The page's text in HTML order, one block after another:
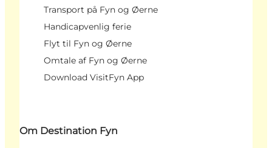
Transport på Fyn og Øerne
Handicapvenlig ferie
Flyt til Fyn og Øerne
Omtale af Fyn og Øerne
Download VisitFyn App
Om Destination Fyn